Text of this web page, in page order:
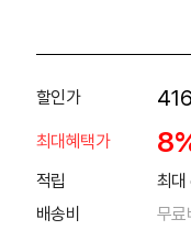
할인가
최대혜택가
적립
최
배송비
무료